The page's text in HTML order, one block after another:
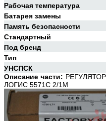
Рабочая температура
Батарея замены
Память безопасности
Стандартный
Под бренд
Тип
УНСПСК
Описание части:
ЛОГИС 5571С 2/1М